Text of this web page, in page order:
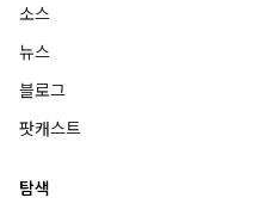
소스
뉴스
블로그
팟캐스트
탐색